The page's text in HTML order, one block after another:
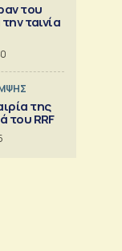
του
ταινία
της
του RRF